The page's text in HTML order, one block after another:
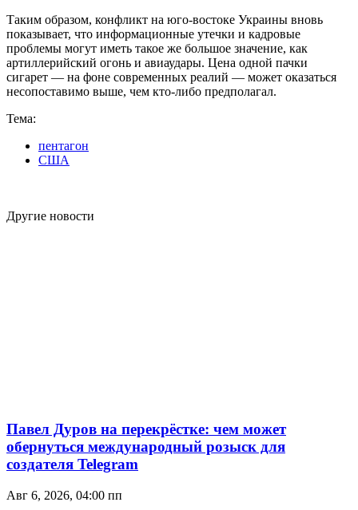
Таким образом, конфликт на юго-востоке Украины вновь
показывает, что информационные утечки и кадровые
проблемы могут иметь такое же большое значение, как
артиллерийский огонь и авиаудары. Цена одной пачки
сигарет — на фоне современных реалий — может оказаться
несопоставимо выше, чем кто-либо предполагал.
Тема:
пентагон
США
Другие новости
Павел Дуров на перекрёстке: чем может
обернуться международный розыск для
создателя Telegram
Авг 6, 2026, 04:00 пп